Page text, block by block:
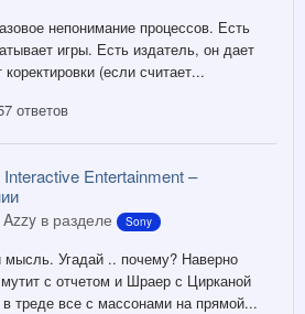
непонимание процессов. Есть
игры. Есть издатель, он дает
(если считает...
ответов
Entertainment –
в разделе Sony
Угадай .. почему? Наверно
с отчетом и Шраер с Цирканой
треде все с массонами на прямой...